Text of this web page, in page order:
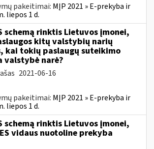
pakeitimai: MĮP 2021 » E-prekyba ir
liepos 1 d.
schemą rinktis Lietuvos įmonei,
kitų valstybių narių
kai tokių paslaugų suteikimo
narė?
2021-06-16
pakeitimai: MĮP 2021 » E-prekyba ir
liepos 1 d.
schemą rinktis Lietuvos įmonei,
vidaus nuotoline prekyba